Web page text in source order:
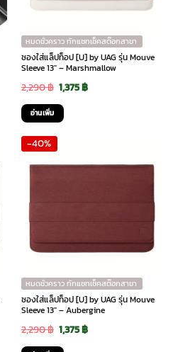
หมดชั่วคราว ทักแชทเช็คสต๊อกสาขา
ซองใส่แล็ปท็อป [U] by UAG รุ่น Mouve
Sleeve 13″ – Marshmallow
2,290฿ Original
price
was:
1,375฿Current
อ่านเพิ่ม
-40%
หมดชั่วคราว ทักแชทเช็คสต๊อกสาขา
ซองใส่แล็ปท็อป [U] by UAG รุ่น Mouve
Sleeve 13″ – Aubergine
2,290฿ Original
price
1,375฿Current